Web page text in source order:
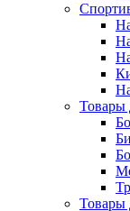
Товары
Товары